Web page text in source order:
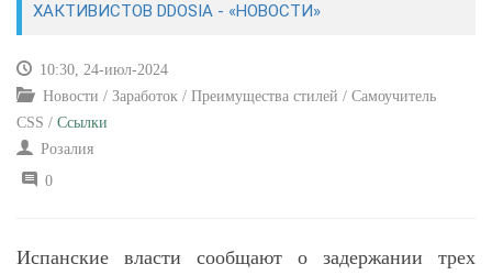
РЕМОНТ И СОВЕТЫ
УЧЕБНИК CSS
ХАКТИВИСТОВ DDOSIA - «НОВОСТИ»
10:30, 24-июл-2024
Новости / Заработок / Преимущества стилей / Самоучитель
CSS / Ссылки
Розалия
0
Испанские власти сообщают о задержании трех